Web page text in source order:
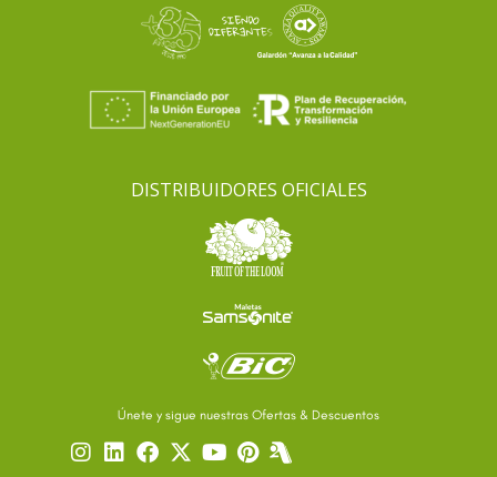
DISTRIBUIDORES OFICIALES
Únete y sigue nuestras Ofertas & Descuentos